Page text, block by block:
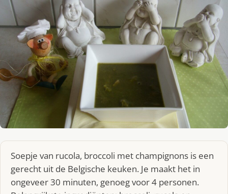
Soepje van rucola, broccoli met champignons is een
gerecht uit de Belgische keuken. Je maakt het in
ongeveer 30 minuten, genoeg voor 4 personen.